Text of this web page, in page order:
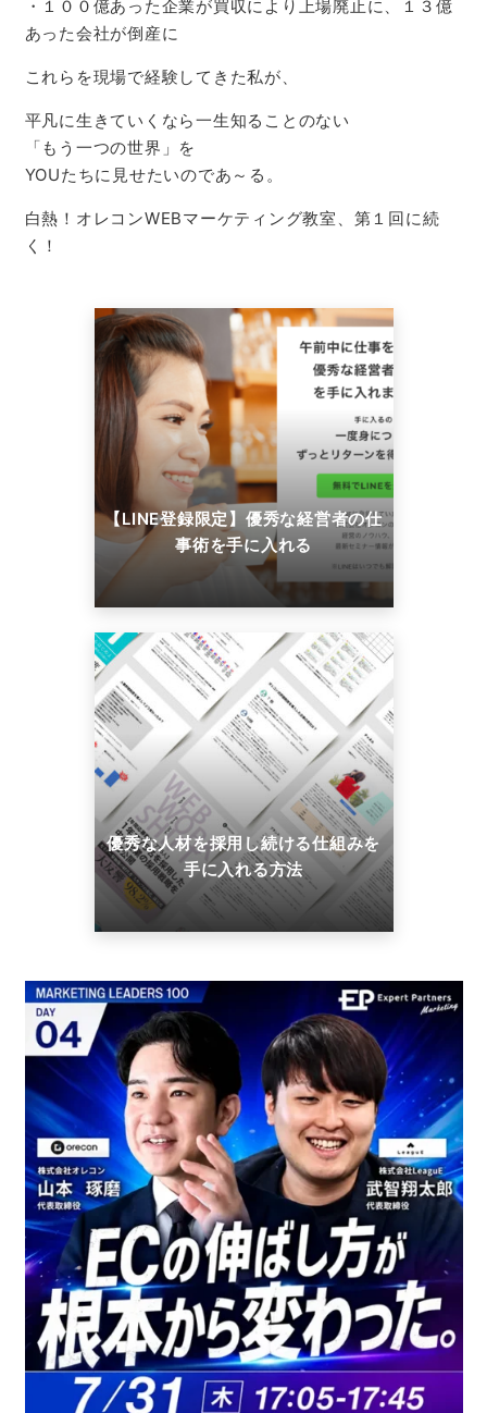
・１００億あった企業が買収により上場廃止に、１３億
あった会社が倒産に
これらを現場で経験してきた私が、
平凡に生きていくなら一生知ることのない
「もう一つの世界」を
YOUたちに見せたいのであ～る。
白熱！オレコンWEBマーケティング教室、第１回に続
く！
【LINE登録限定】優秀な経営者の仕
事術を手に入れる
優秀な人材を採用し続ける仕組みを
手に入れる方法